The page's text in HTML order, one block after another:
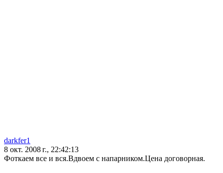
darkfer1
8 окт. 2008 г., 22:42:13
Фоткаем все и вся.Вдвоем с напарником.Цена договорная.